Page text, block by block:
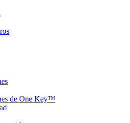
de One Key™